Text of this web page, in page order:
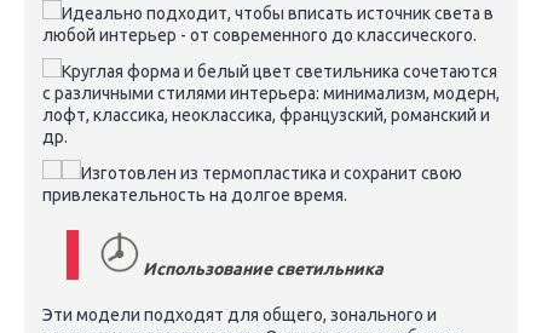
Идеально подходит, чтобы вписать источник света в
любой интерьер - от современного до классического.
Круглая форма и белый цвет светильника сочетаются
с различными стилями интерьера: минимализм, модерн,
лофт, классика, неоклассика, французский, романский и
др.
Изготовлен ​​из термопластика и сохранит свою
привлекательность на долгое время.
Использование светильника
Эти модели подходят для общего, зонального и